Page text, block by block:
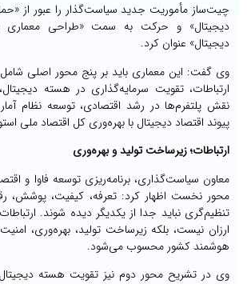
چیت‌ساز مأموریت جدید سیاست‌گذار را عبور از
دیجیتال» و حرکت به سمت «طراحی معماری
دیجیتال» عنوان کرد.
وی گفت: این معماری باید بر پنج محور اصلی
ارتباطات، تقویت سرمایه‌گذاری در هسته
نقش پلتفرم‌ها در رشد اقتصادی، توسعه نظام
پیوند اقتصاد دیجیتال با بهره‌وری کل اقتصاد ملی
ارتباطات؛ زیرساخت تولید و بهره‌وری
معاون سیاست‌گذاری، برنامه‌ریزی توسعه فاوا و
محور نخست اظهار کرد: تعرفه، کیفیت، پوشش،
تنظیم‌گری نباید جدا از یکدیگر دیده شوند.
ارزان نیست، بلکه زیرساخت تولید، بهره‌وری،
هوشمند کشور محسوب می‌شود.
وی در تشریح محور دوم نیز تقویت هسته